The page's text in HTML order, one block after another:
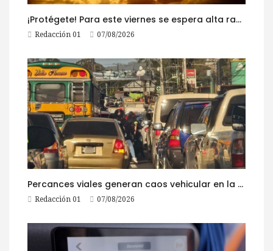
¡Protégete! Para este viernes se espera alta radiación solar
Redacción 01 07/08/2026
Percances viales generan caos vehicular en la ruta al Pacífico este viernes
Redacción 01 07/08/2026